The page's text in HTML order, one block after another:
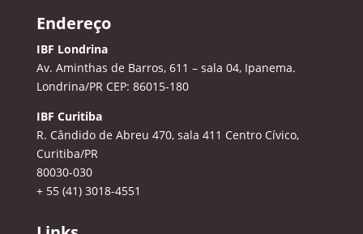
Endereço
IBF Londrina
Av. Aminthas de Barros, 611 – sala 04, Ipanema.
Londrina/PR CEP: 86015-180
IBF Curitiba
R. Cândido de Abreu 470, sala 411 Centro Cívico,
Curitiba/PR
80030-030
+ 55 (41) 3018-4551